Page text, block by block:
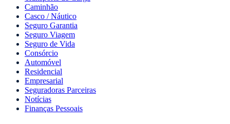
Caminhão
Casco / Náutico
Seguro Garantia
Seguro Viagem
Seguro de Vida
Consórcio
Automóvel
Residencial
Empresarial
Seguradoras Parceiras
Notícias
Finanças Pessoais